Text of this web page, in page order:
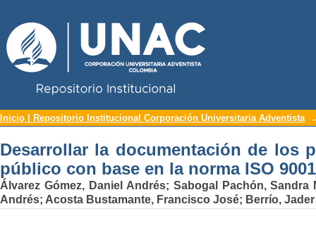
Desarrollar la documentación de los
norma ISO 9001 versión 2008
Inicio | Repositorio Institucional Corporación Universitaria Adventista
Desarrollar la documentación de los
público con base en la norma ISO
Álvarez Gómez, Daniel Andrés; Sabogal Pachón, Sandra
Andrés; Acosta Bustamante, Francisco José; Berrío,